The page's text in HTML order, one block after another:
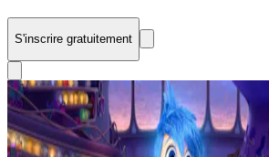
S'inscrire gratuitement